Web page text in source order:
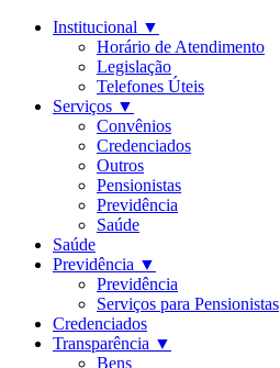
Institucional ▼
Horário de Atendimento
Legislação
Telefones Úteis
Serviços ▼
Convênios
Credenciados
Outros
Pensionistas
Previdência
Saúde
Saúde
Previdência ▼
Previdência
Serviços para Pensionistas
Credenciados
Transparência ▼
Bens